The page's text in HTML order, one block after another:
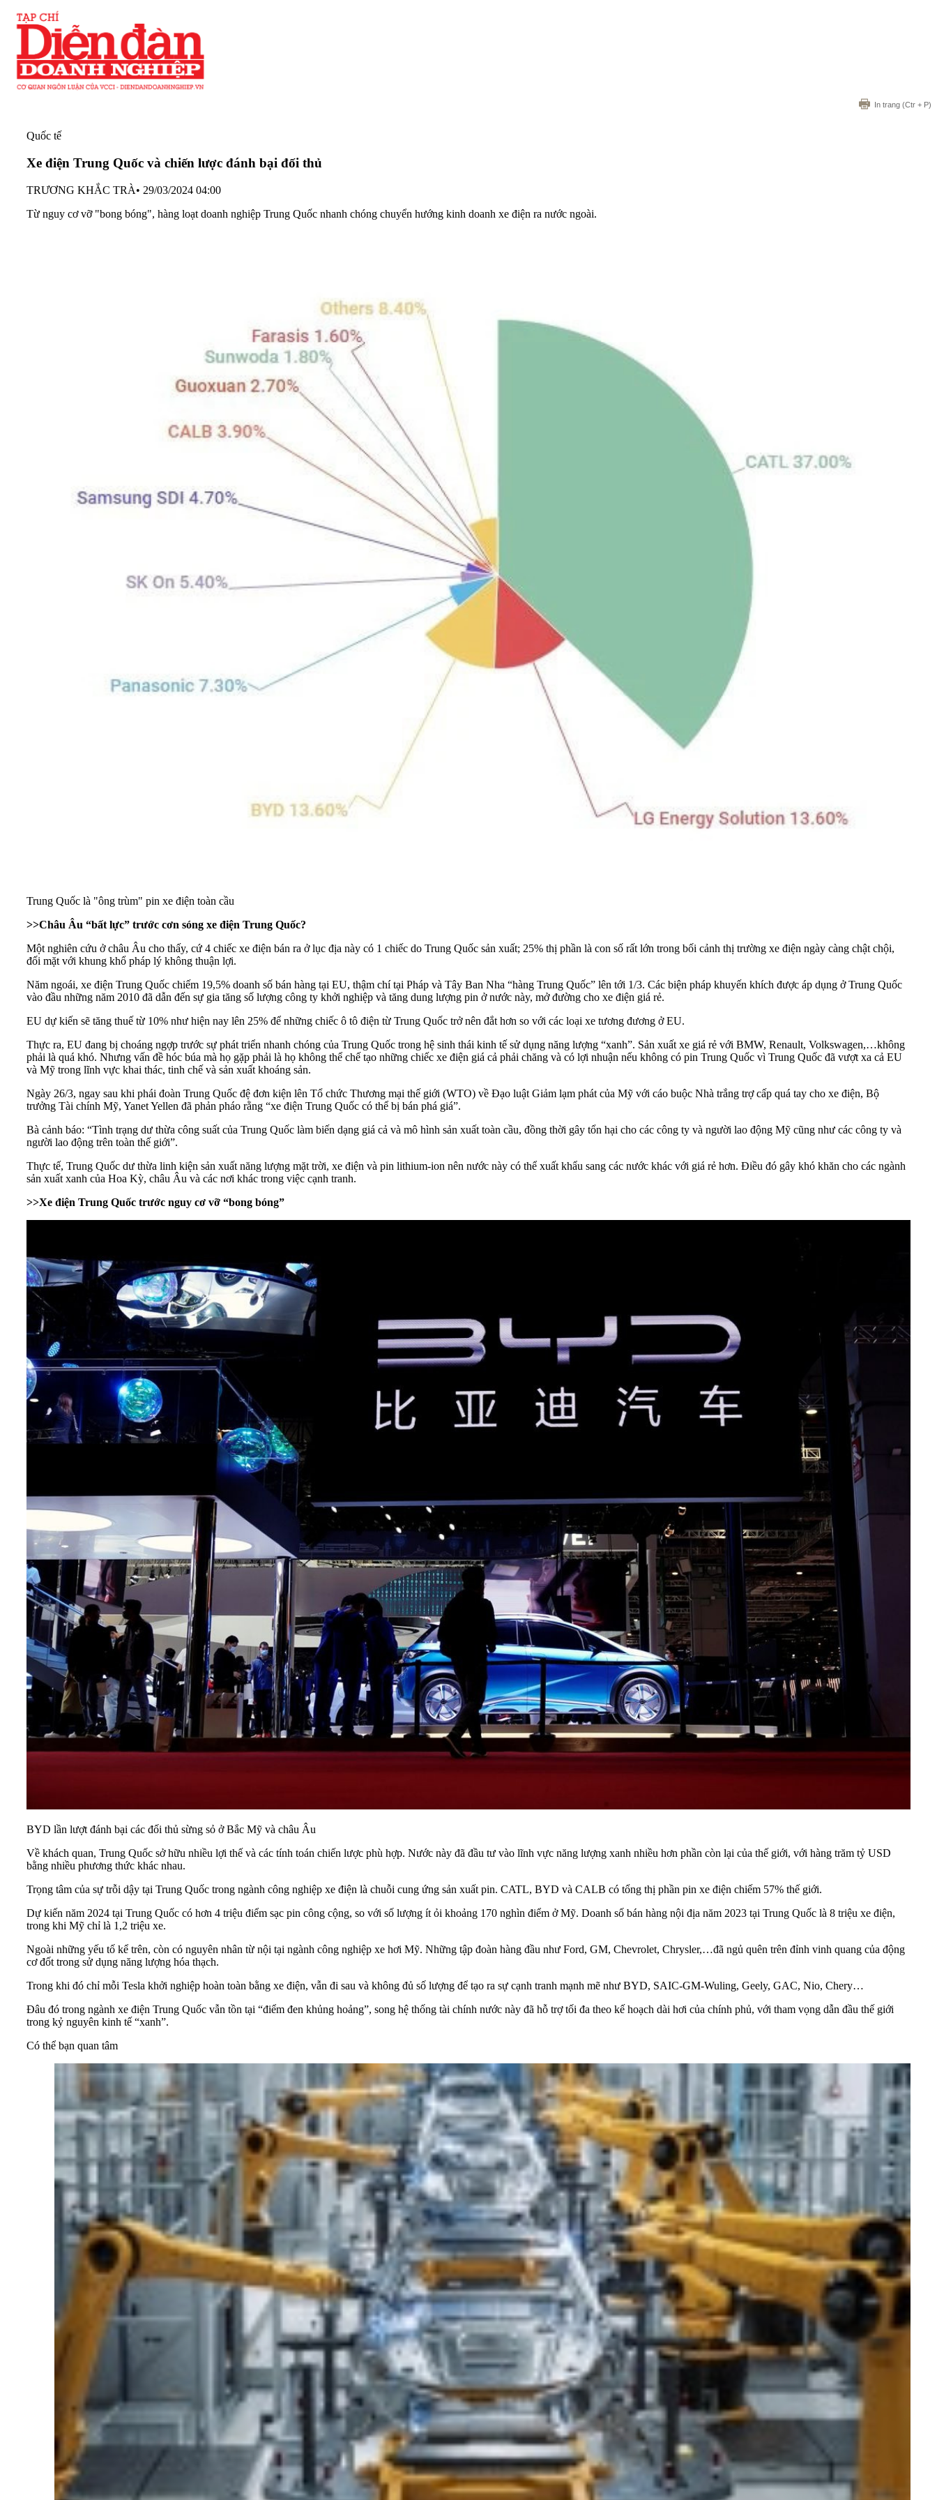
In trang (Ctr + P)
Quốc tế
Xe điện Trung Quốc và chiến lược đánh bại đối thủ
TRƯƠNG KHẮC TRÀ• 29/03/2024 04:00
Từ nguy cơ vỡ "bong bóng", hàng loạt doanh nghiệp Trung Quốc nhanh chóng chuyển hướng kinh doanh xe điện ra nước ngoài.
Trung Quốc là "ông trùm" pin xe điện toàn cầu
>>Châu Âu “bất lực” trước cơn sóng xe điện Trung Quốc?
Một nghiên cứu ở châu Âu cho thấy, cứ 4 chiếc xe điện bán ra ở lục địa này có 1 chiếc do Trung Quốc sản xuất; 25% thị phần là con số rất lớn trong bối cảnh thị trường xe điện ngày càng chật chội,
đối mặt với khung khổ pháp lý không thuận lợi.
Năm ngoái, xe điện Trung Quốc chiếm 19,5% doanh số bán hàng tại EU, thậm chí tại Pháp và Tây Ban Nha “hàng Trung Quốc” lên tới 1/3. Các biện pháp khuyến khích được áp dụng ở Trung Quốc
vào đầu những năm 2010 đã dẫn đến sự gia tăng số lượng công ty khởi nghiệp và tăng dung lượng pin ở nước này, mở đường cho xe điện giá rẻ.
EU dự kiến sẽ tăng thuế từ 10% như hiện nay lên 25% để những chiếc ô tô điện từ Trung Quốc trở nên đắt hơn so với các loại xe tương đương ở EU.
Thực ra, EU đang bị choáng ngợp trước sự phát triển nhanh chóng của Trung Quốc trong hệ sinh thái kinh tế sử dụng năng lượng “xanh”. Sản xuất xe giá rẻ với BMW, Renault, Volkswagen,…không
phải là quá khó. Nhưng vấn đề hóc búa mà họ gặp phải là họ không thể chế tạo những chiếc xe điện giá cả phải chăng và có lợi nhuận nếu không có pin Trung Quốc vì Trung Quốc đã vượt xa cả EU
và Mỹ trong lĩnh vực khai thác, tinh chế và sản xuất khoáng sản.
Ngày 26/3, ngay sau khi phái đoàn Trung Quốc đệ đơn kiện lên Tổ chức Thương mại thế giới (WTO) về Đạo luật Giảm lạm phát của Mỹ với cáo buộc Nhà trắng trợ cấp quá tay cho xe điện, Bộ
trưởng Tài chính Mỹ, Yanet Yellen đã phản pháo rằng “xe điện Trung Quốc có thể bị bán phá giá”.
Bà cảnh báo: “Tình trạng dư thừa công suất của Trung Quốc làm biến dạng giá cả và mô hình sản xuất toàn cầu, đồng thời gây tổn hại cho các công ty và người lao động Mỹ cũng như các công ty và
người lao động trên toàn thế giới”.
Thực tế, Trung Quốc dư thừa linh kiện sản xuất năng lượng mặt trời, xe điện và pin lithium-ion nên nước này có thể xuất khẩu sang các nước khác với giá rẻ hơn. Điều đó gây khó khăn cho các ngành
sản xuất xanh của Hoa Kỳ, châu Âu và các nơi khác trong việc cạnh tranh.
>>Xe điện Trung Quốc trước nguy cơ vỡ “bong bóng”
BYD lần lượt đánh bại các đối thủ sừng sỏ ở Bắc Mỹ và châu Âu
Về khách quan, Trung Quốc sở hữu nhiều lợi thế và các tính toán chiến lược phù hợp. Nước này đã đầu tư vào lĩnh vực năng lượng xanh nhiều hơn phần còn lại của thế giới, với hàng trăm tỷ USD
bằng nhiều phương thức khác nhau.
Trọng tâm của sự trỗi dậy tại Trung Quốc trong ngành công nghiệp xe điện là chuỗi cung ứng sản xuất pin. CATL, BYD và CALB có tổng thị phần pin xe điện chiếm 57% thế giới.
Dự kiến năm 2024 tại Trung Quốc có hơn 4 triệu điểm sạc pin công cộng, so với số lượng ít ỏi khoảng 170 nghìn điểm ở Mỹ. Doanh số bán hàng nội địa năm 2023 tại Trung Quốc là 8 triệu xe điện,
trong khi Mỹ chỉ là 1,2 triệu xe.
Ngoài những yếu tố kể trên, còn có nguyên nhân từ nội tại ngành công nghiệp xe hơi Mỹ. Những tập đoàn hàng đầu như Ford, GM, Chevrolet, Chrysler,…đã ngủ quên trên đỉnh vinh quang của động
cơ đốt trong sử dụng năng lượng hóa thạch.
Trong khi đó chỉ mỗi Tesla khởi nghiệp hoàn toàn bằng xe điện, vẫn đi sau và không đủ số lượng để tạo ra sự cạnh tranh mạnh mẽ như BYD, SAIC-GM-Wuling, Geely, GAC, Nio, Chery…
Đâu đó trong ngành xe điện Trung Quốc vẫn tồn tại “điểm đen khủng hoảng”, song hệ thống tài chính nước này đã hỗ trợ tối đa theo kế hoạch dài hơi của chính phủ, với tham vọng dẫn đầu thế giới
trong kỷ nguyên kinh tế “xanh”.
Có thể bạn quan tâm